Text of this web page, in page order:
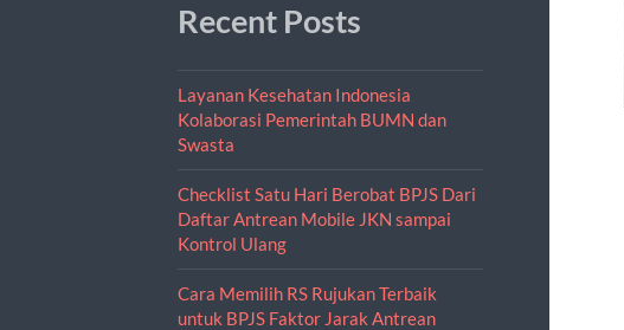
Recent Posts
Layanan Kesehatan Indonesia
Kolaborasi Pemerintah BUMN dan
Swasta
Checklist Satu Hari Berobat BPJS Dari
Daftar Antrean Mobile JKN sampai
Kontrol Ulang
Cara Memilih RS Rujukan Terbaik
untuk BPJS Faktor Jarak Antrean